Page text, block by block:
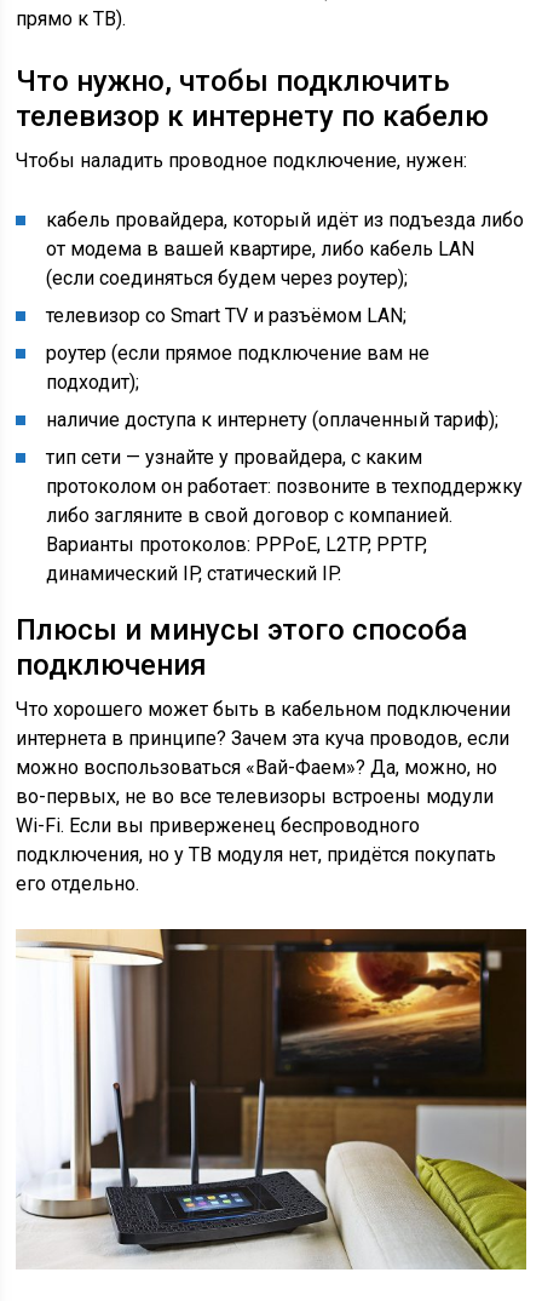
прямо к ТВ).
Что нужно, чтобы подключить
телевизор к интернету по кабелю
Чтобы наладить проводное подключение, нужен:
кабель провайдера, который идёт из подъезда либо
от модема в вашей квартире, либо кабель LAN
(если соединяться будем через роутер);
телевизор со Smart TV и разъёмом LAN;
роутер (если прямое подключение вам не
подходит);
наличие доступа к интернету (оплаченный тариф);
тип сети — узнайте у провайдера, с каким
протоколом он работает: позвоните в техподдержку
либо загляните в свой договор с компанией.
Варианты протоколов: PPPoE, L2TP, PPTP,
динамический IP, статический IP.
Плюсы и минусы этого способа
подключения
Что хорошего может быть в кабельном подключении
интернета в принципе? Зачем эта куча проводов, если
можно воспользоваться «Вай-Фаем»? Да, можно, но
во-первых, не во все телевизоры встроены модули
Wi-Fi. Если вы приверженец беспроводного
подключения, но у ТВ модуля нет, придётся покупать
его отдельно.